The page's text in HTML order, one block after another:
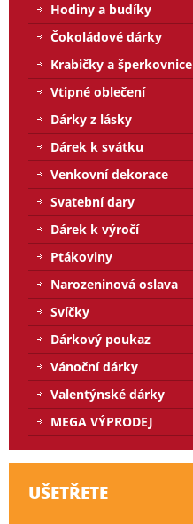
Hodiny a budíky
Čokoládové dárky
Krabičky a šperkovnice
Vtipné oblečení
Dárky z lásky
Dárek k svátku
Venkovní dekorace
Svatební dary
Dárek k výročí
Ptákoviny
Narozeninová oslava
Svíčky
Dárkový poukaz
Vánoční dárky
Valentýnské dárky
MEGA VÝPRODEJ
UŠETŘETE